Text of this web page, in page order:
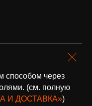
способом через
(см. полную
И ДОСТАВКА»)